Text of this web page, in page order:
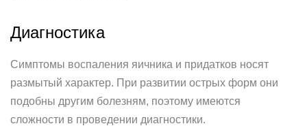
Диагностика
Симптомы воспаления яичника и придатков носят
размытый характер. При развитии острых форм они
подобны другим болезням, поэтому имеются
сложности в проведении диагностики.